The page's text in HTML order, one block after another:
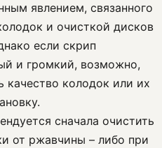
явлением, связанного
и очисткой дисков
если скрип
и громкий, возможно,
качество колодок или их
сначала очистить
от ржавчины – либо при